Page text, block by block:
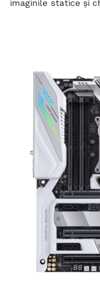
imaginile statice și